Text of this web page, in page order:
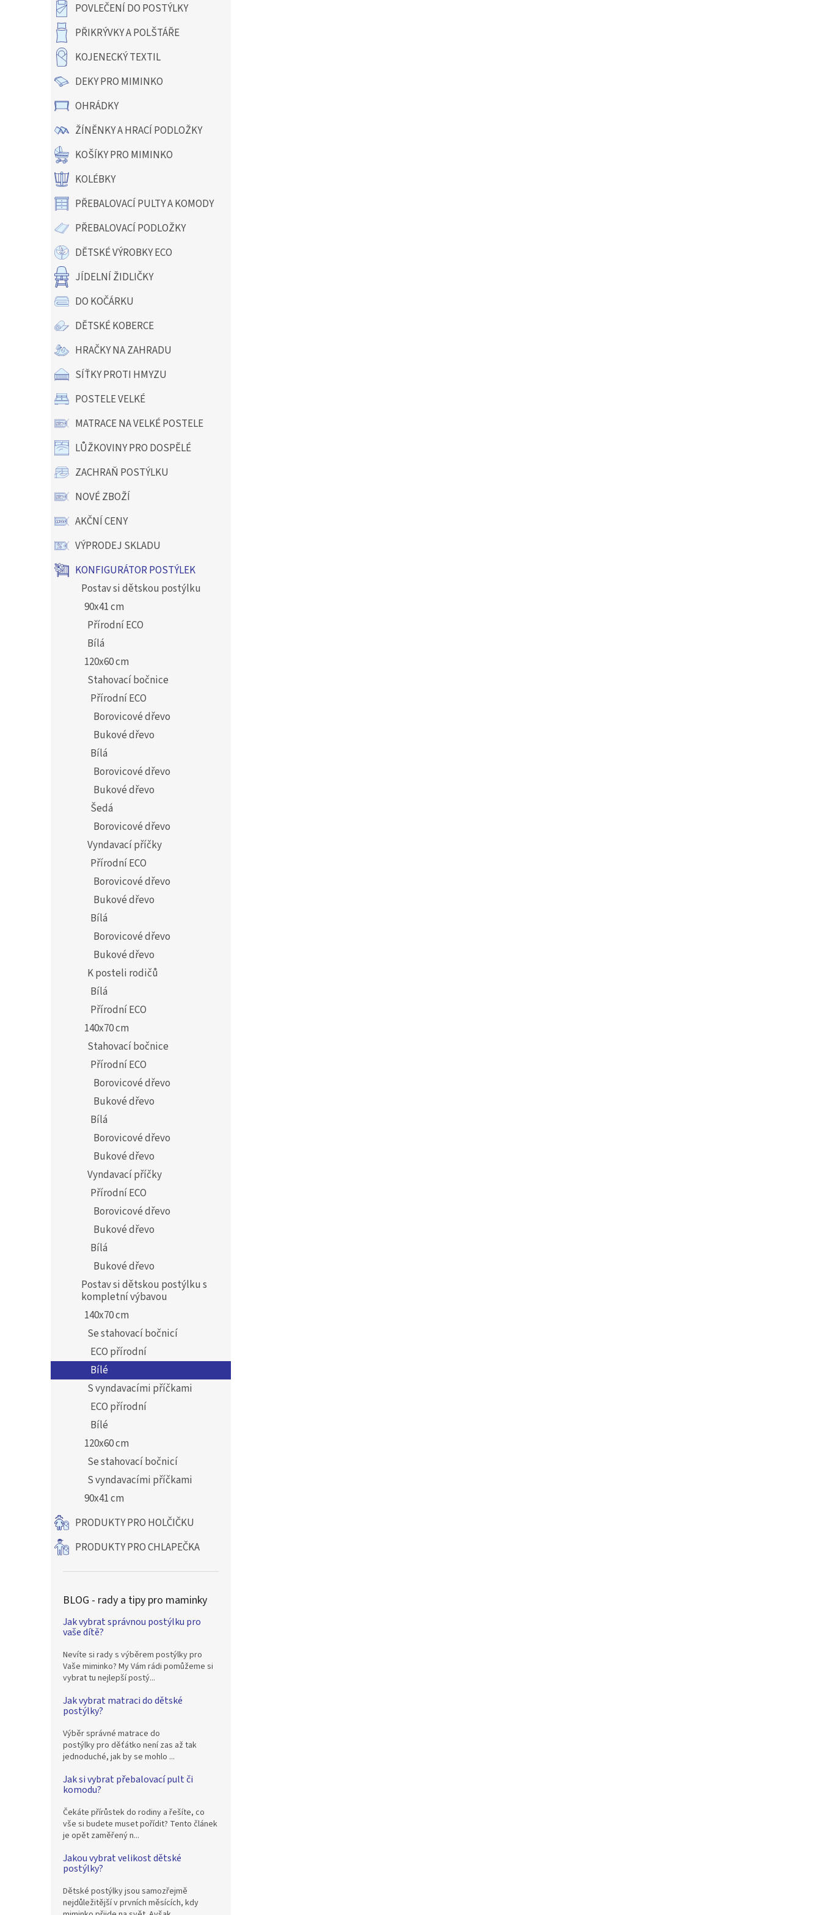
n
POVLEČENÍ DO POSTÝLKY
PŘIKRÝVKY A POLŠTÁŘE
KOJENECKÝ TEXTIL
DEKY PRO MIMINKO
OHRÁDKY
ŽÍNĚNKY A HRACÍ PODLOŽKY
KOŠÍKY PRO MIMINKO
KOLÉBKY
PŘEBALOVACÍ PULTY A KOMODY
PŘEBALOVACÍ PODLOŽKY
DĚTSKÉ VÝROBKY ECO
JÍDELNÍ ŽIDLIČKY
DO KOČÁRKU
DĚTSKÉ KOBERCE
HRAČKY NA ZAHRADU
SÍŤKY PROTI HMYZU
POSTELE VELKÉ
MATRACE NA VELKÉ POSTELE
LŮŽKOVINY PRO DOSPĚLÉ
ZACHRAŇ POSTÝLKU
NOVÉ ZBOŽÍ
AKČNÍ CENY
VÝPRODEJ SKLADU
KONFIGURÁTOR POSTÝLEK
Postav si dětskou postýlku
90x41 cm
Přírodní ECO
Bílá
120x60 cm
Stahovací bočnice
Přírodní ECO
Borovicové dřevo
Bukové dřevo
Bílá
Borovicové dřevo
Bukové dřevo
Šedá
Borovicové dřevo
Vyndavací příčky
Přírodní ECO
Borovicové dřevo
Bukové dřevo
Bílá
Borovicové dřevo
Bukové dřevo
K posteli rodičů
Bílá
Přírodní ECO
140x70 cm
Stahovací bočnice
Přírodní ECO
Borovicové dřevo
Bukové dřevo
Bílá
Borovicové dřevo
Bukové dřevo
Vyndavací příčky
Přírodní ECO
Borovicové dřevo
Bukové dřevo
Bílá
Bukové dřevo
Postav si dětskou postýlku s
kompletní výbavou
140x70 cm
Se stahovací bočnicí
ECO přírodní
Bílé
S vyndavacími příčkami
ECO přírodní
Bílé
120x60 cm
Se stahovací bočnicí
S vyndavacími příčkami
90x41 cm
PRODUKTY PRO HOLČIČKU
PRODUKTY PRO CHLAPEČKA
BLOG - rady a tipy pro maminky
Jak vybrat správnou postýlku pro
vaše dítě?
Nevíte si rady s výběrem postýlky pro
Vaše miminko? My Vám rádi pomůžeme si
vybrat tu nejlepší postý...
Jak vybrat matraci do dětské
postýlky?
Výběr správné matrace do
postýlky pro děťátko není zas až tak
jednoduché, jak by se mohlo ...
Jak si vybrat přebalovací pult či
komodu?
Čekáte přírůstek do rodiny a řešíte, co
vše si budete muset pořídit? Tento článek
je opět zaměřený n...
Jakou vybrat velikost dětské
postýlky?
Dětské postýlky jsou samozřejmě
nejdůležitější v prvních měsících, kdy